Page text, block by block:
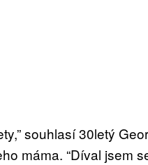
souhlasí 30letý
máma. “Díval jsem